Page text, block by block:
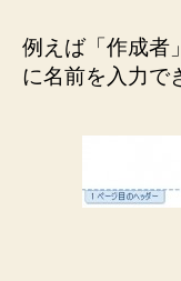
例えば「作成者
に名前を入力で